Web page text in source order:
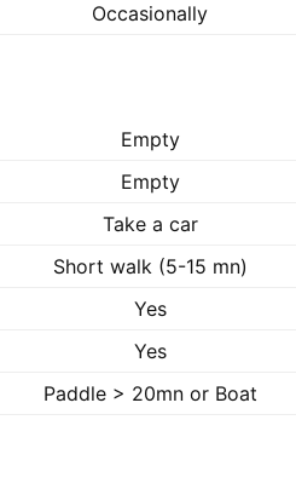
Occasionally
Empty
Empty
Take a car
Short walk (5-15 mn)
Yes
Yes
Paddle > 20mn or Boat